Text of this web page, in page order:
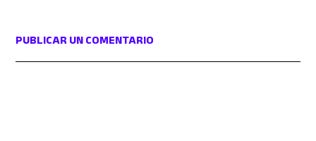
PUBLICAR UN COMENTARIO